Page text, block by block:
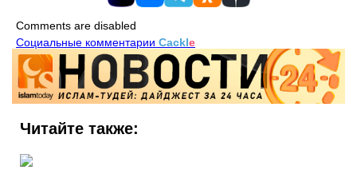
Comments are disabled
Социальные комментарии Cackle
Читайте также: